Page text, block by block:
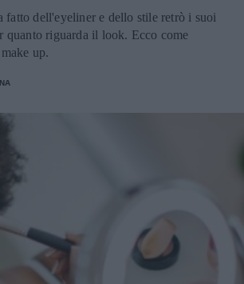
fatto dell'eyeliner e dello stile retrò i suoi
quanto riguarda il look. Ecco come
up.